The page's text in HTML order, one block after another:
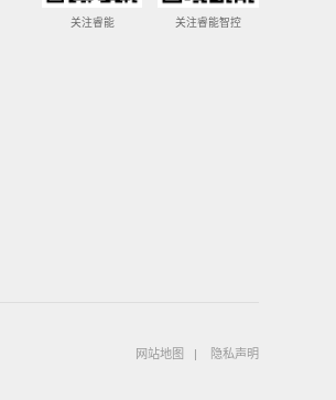
关注睿能 关注睿能智控
网站地图 | 隐私声明